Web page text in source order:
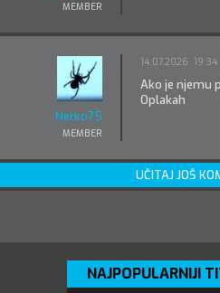
MEMBER
Nerko75
MEMBER
14.07.2026. 19:34
Ako je njemu
Oplakah
UČITAJ JOŠ
NAJPOPULARNIJI